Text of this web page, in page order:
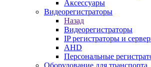
Аксессуары
Видеорегистраторы
Назад
Видеорегистраторы
IP регистраторы и
AHD
Персональные
Оборудование для транспорта